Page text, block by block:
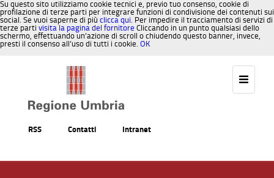
Su questo sito utilizziamo cookie tecnici e, previo tuo consenso, cookie di
profilazione di terze parti per integrare funzioni di condivisione dei contenuti sui
social. Se vuoi saperne di più clicca qui. Per impedire il tracciamento di servizi di
terze parti visita la pagina del fornitore Cliccando in un punto qualsiasi dello
schermo, effettuando un’azione di scroll o chiudendo questo banner, invece,
presti il consenso all’uso di tutti i cookie. OK
RSS Contatti Intranet